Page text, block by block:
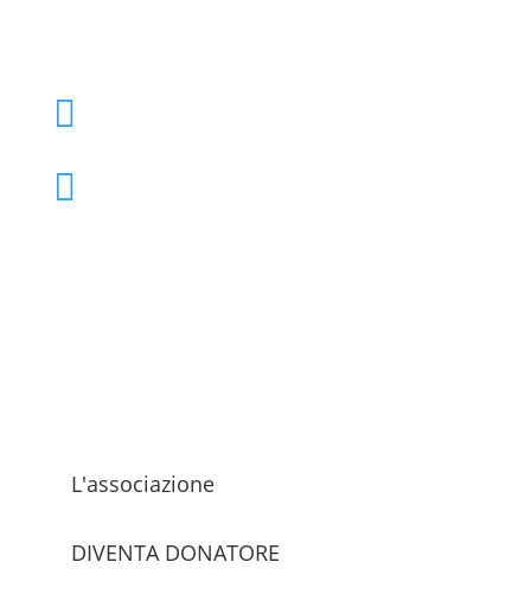


L'associazione
DIVENTA DONATORE